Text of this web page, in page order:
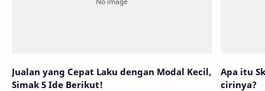
Jualan yang Cepat Laku dengan Modal Kecil,
Simak 5 Ide Berikut!
Apa itu
cirinya?